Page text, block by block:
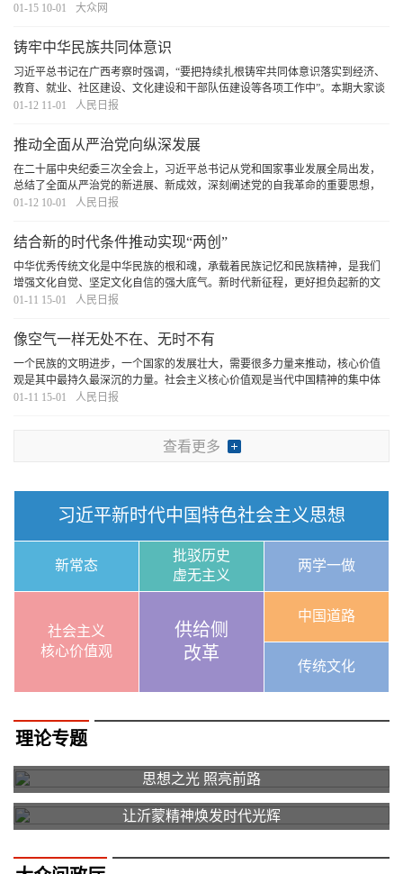
推向前进。”以解决问题为工作导向，瞄着问题去，追着问题走，善于把化解矛
01-15 10-01 大众网
铸牢中华民族共同体意识
习近平总书记在广西考察时强调，“要把持续扎根铸牢共同体意识落实到经济、
教育、就业、社区建设、文化建设和干部队伍建设等各项工作中”。本期大家谈
刊登3篇稿件，为巩固发展各族人民团结奋斗的良好局面凝心聚力。
01-12 11-01 人民日报
推动全面从严治党向纵深发展
在二十届中央纪委三次全会上，习近平总书记从党和国家事业发展全局出发，
总结了全面从严治党的新进展、新成效，深刻阐述党的自我革命的重要思想，
对持续发力、纵深推进反腐败斗争作出战略部署。习近平总书记的重要讲话高
01-12 10-01 人民日报
结合新的时代条件推动实现“两创”
中华优秀传统文化是中华民族的根和魂，承载着民族记忆和民族精神，是我们
增强文化自觉、坚定文化自信的强大底气。新时代新征程，更好担负起新的文
化使命，需要结合新的实践和时代要求推动中华优秀传统文化创造性转化、创
01-11 15-01 人民日报
像空气一样无处不在、无时不有
一个民族的文明进步，一个国家的发展壮大，需要很多力量来推动，核心价值
观是其中最持久最深沉的力量。社会主义核心价值观是当代中国精神的集中体
现，是凝聚中国力量的思想道德基础。
01-11 15-01 人民日报
查看更多
习近平新时代中国特色社会主义思想
新常态
批驳历史
虚无主义
两学一做
社会主义
核心价值观
供给侧
改革
中国道路
传统文化
理论专题
思想之光 照亮前路
让沂蒙精神焕发时代光辉